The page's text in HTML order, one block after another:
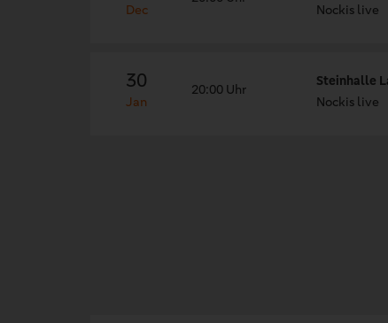
Dec
Nockis live
30
Jan
20:00 Uhr
Steinhalle
Nockis live